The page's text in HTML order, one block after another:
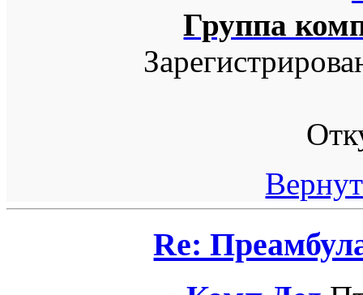
Группа
Re: